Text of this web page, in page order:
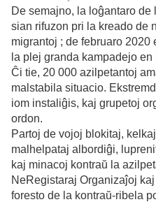
De semajno, la loĝantaro
sian rifuzon pri la kreado de
migrantoj ; de februaro 2020
la plej granda kampadejo
Ĉi tie, 20 000 azilpetantoj
malstabila situacio.
iom instaliĝis, kaj grupetoj
ordon.
Partoj de vojoj blokitaj,
malhelpataj albordiĝi,
kaj minacoj kontraŭ la
NeRegistaraj Organizaĵoj
foresto de la kontraŭ-ribela